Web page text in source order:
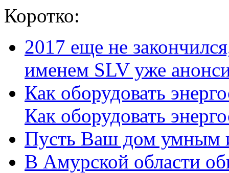
Коротко:
2017 еще не
именем SLV уже
Как оборудовать
Как оборудовать
Пусть Ваш дом умным
В Амурской области